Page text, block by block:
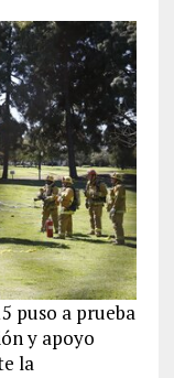
puso a prueba
y apoyo
la